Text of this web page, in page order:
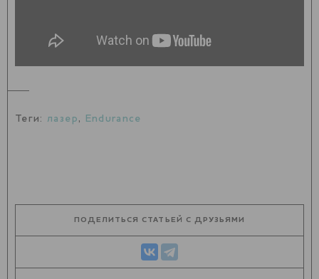
Теги: лазер , Endurance
ПОДЕЛИТЬСЯ СТАТЬЕЙ С ДРУЗЬЯМИ